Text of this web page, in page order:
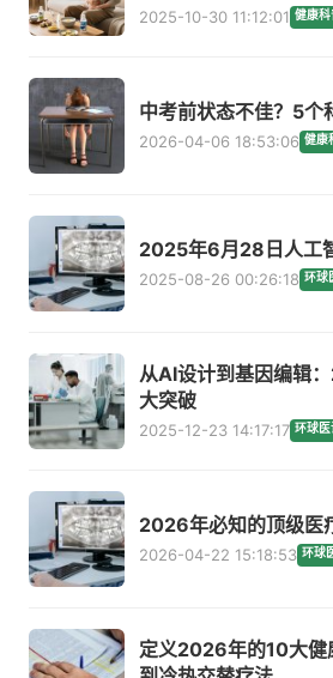
2025-10-30 11:12:01 健康科
中考前状态不佳？5个
2026-04-06 18:53:06 健康
2025年6月28日人工
2025-08-26 00:26:18 环球
从AI设计到基因编辑
大突破
2025-12-23 14:17:17 环球医
2026年必知的顶级医
2026-04-22 15:18:53 环球
定义2026年的10大健